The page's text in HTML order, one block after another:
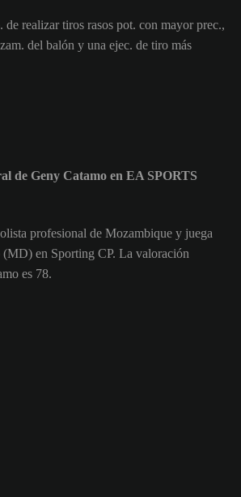
de realizar tiros rasos pot. con mayor prec.,
del balón y una ejec. de tiro más
de Geny Catamo en EA SPORTS
profesional de Mozambique y juega
en Sporting CP. La valoración
es 78.